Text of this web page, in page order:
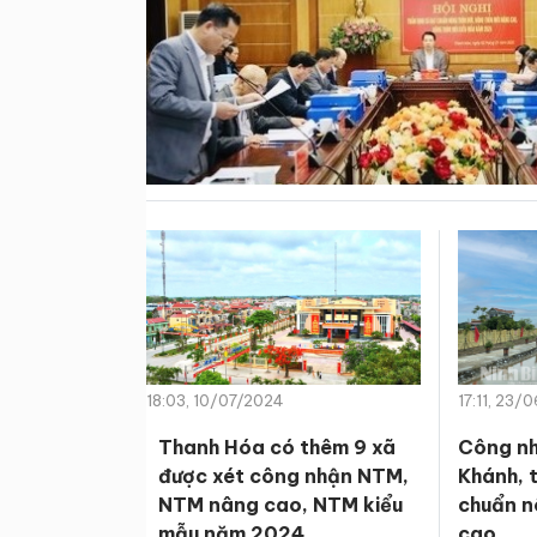
18:03, 10/07/2024
Thanh Hóa có thêm 9 xã
được xét công nhận NTM,
NTM nâng cao, NTM kiểu
17:11, 23/
Công
Khánh,
chuẩn